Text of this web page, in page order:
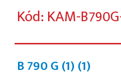
Kód: KAM-
B 790 G (1)(1)